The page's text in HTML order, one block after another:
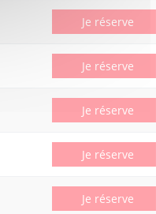
Je réserve
Je réserve
Je réserve
Je réserve
Je réserve